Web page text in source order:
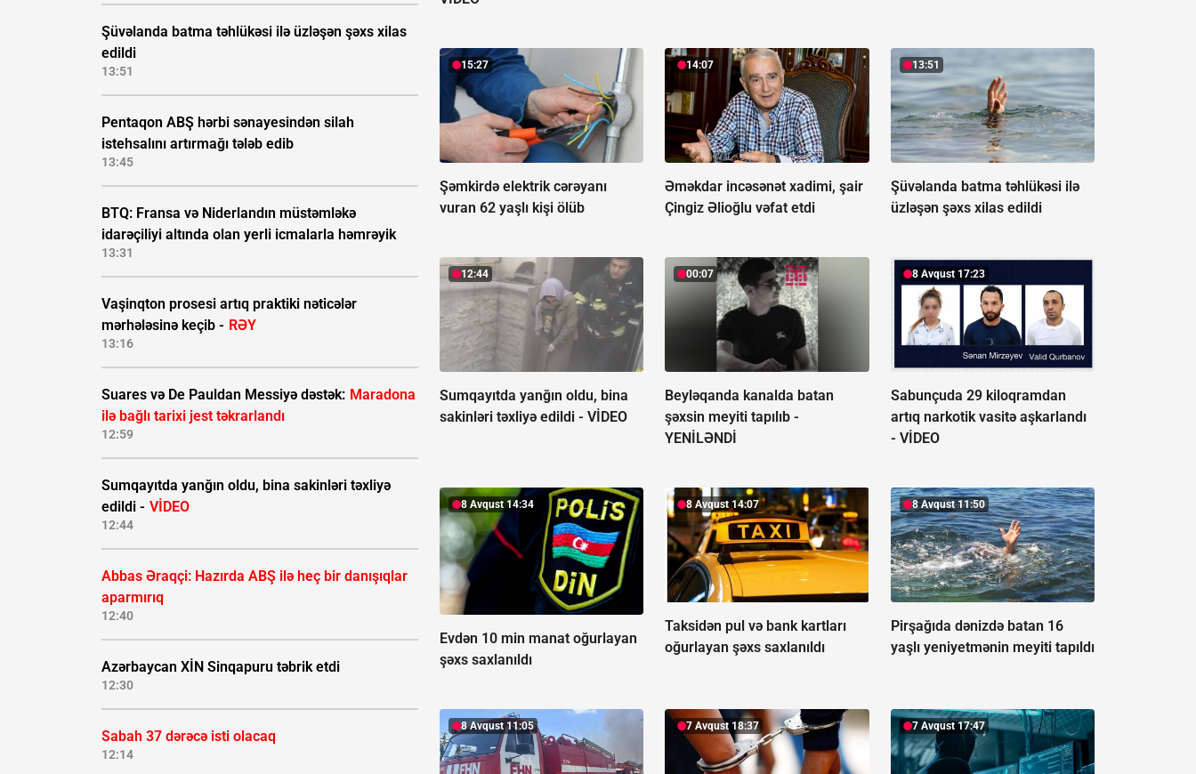
Şüvəlanda batma təhlükəsi ilə üzləşən şəxs xilas
edildi
13:51
Pentaqon ABŞ hərbi sənayesindən silah
istehsalını artırmağı tələb edib
13:45
BTQ: Fransa və Niderlandın müstəmləkə
idarəçiliyi altında olan yerli icmalarla həmrəyik
13:31
Vaşinqton prosesi artıq praktiki nəticələr
mərhələsinə keçib - RƏY
13:16
Suares və De Pauldan Messiyə dəstək: Maradona
ilə bağlı tarixi jest təkrarlandı
12:59
Sumqayıtda yanğın oldu, bina sakinləri təxliyə
edildi - VİDEO
12:44
Abbas Əraqçi: Hazırda ABŞ ilə heç bir danışıqlar
aparmırıq
12:40
Azərbaycan XİN Sinqapuru təbrik etdi
12:30
Sabah 37 dərəcə isti olacaq
12:14
15:27
Şəmkirdə elektrik cərəyanı
vuran 62 yaşlı kişi ölüb
14:07
Əməkdar incəsənət xadimi, şair
Çingiz Əlioğlu vəfat etdi
13:51
Şüvəlanda batma təhlükəsi ilə
üzləşən şəxs xilas edildi
12:44
Sumqayıtda yanğın oldu, bina
sakinləri təxliyə edildi - VİDEO
00:07
Beyləqanda kanalda batan
şəxsin meyiti tapılıb -
YENİLƏNDİ
8 Avqust 17:23
Sabunçuda 29 kiloqramdan
artıq narkotik vasitə aşkarlandı
- VİDEO
8 Avqust 14:34
Evdən 10 min manat oğurlayan
şəxs saxlanıldı
8 Avqust 14:07
Taksidən pul və bank kartları
oğurlayan şəxs saxlanıldı
8 Avqust 11:50
Pirşağıda dənizdə batan 16
yaşlı yeniyetmənin meyiti tapıldı
8 Avqust 11:05 7 Avqust 18:37 7 Avqust 17:47